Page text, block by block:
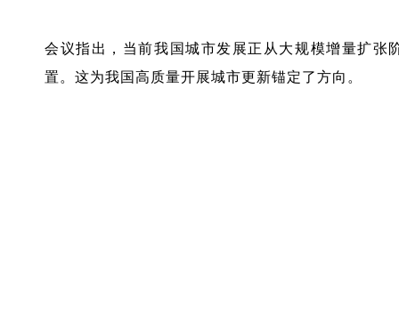
会议指出，当前我国城市发展正从大规模增量扩
置。这为我国高质量开展城市更新锚定了方向。